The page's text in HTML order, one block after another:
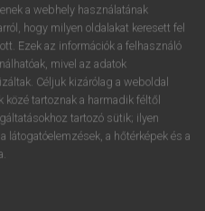
megtekintéséhez.
a webhely használatának
hogy milyen oldalakat keresett fel
Ezek az információk a felhasználó
mivel az adatok
Céljuk kizárólag a weboldal
közé tartoznak a harmadik féltől
tartozó sütik; ilyen
látogatóelemzések, a hőtérképek és a